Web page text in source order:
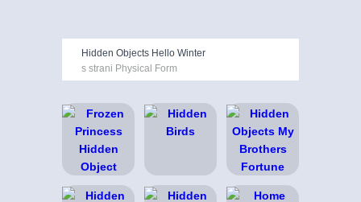
Hidden Objects Hello Winter
s strani Physical Form